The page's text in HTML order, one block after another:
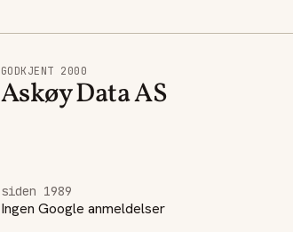
GODKJENT 2000
Askøy Data AS
siden 1989
Ingen Google anmeldelser